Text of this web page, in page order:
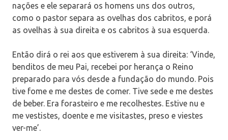
nações e ele separará os homens uns dos outros,
como o pastor separa as ovelhas dos cabritos, e porá
as ovelhas à sua direita e os cabritos à sua esquerda.
Então dirá o rei aos que estiverem à sua direita: ‘Vinde,
benditos de meu Pai, recebei por herança o Reino
preparado para vós desde a fundação do mundo. Pois
tive fome e me destes de comer. Tive sede e me destes
de beber. Era forasteiro e me recolhestes. Estive nu e
me vestistes, doente e me visitastes, preso e viestes
ver-me’.